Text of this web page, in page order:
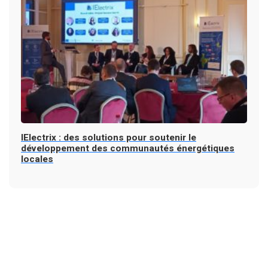
IElectrix : des solutions pour soutenir le
développement des communautés énergétiques
locales